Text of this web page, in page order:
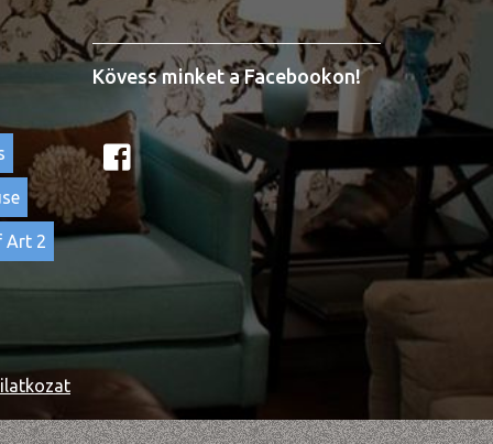
Art 2
Kövess minket a Facebookon!